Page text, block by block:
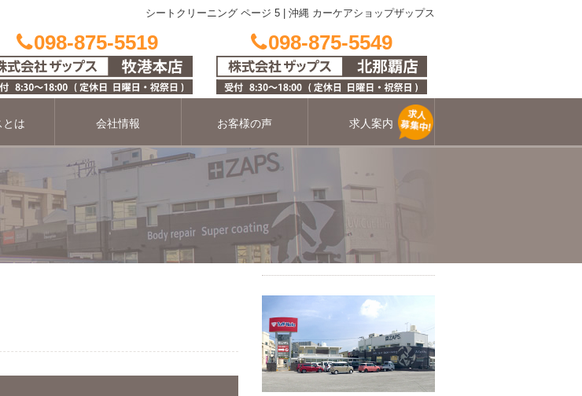
シートクリーニング ページ 5 | 沖縄 カーケアショップザップス
098-875-5519 098-875-5549
とは 会社情報 お客様の声 求人案内